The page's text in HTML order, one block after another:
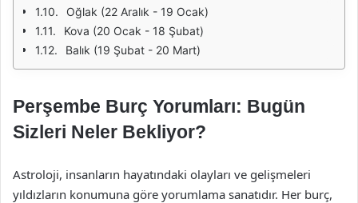
Oğlak (22 Aralık - 19 Ocak)
Kova (20 Ocak - 18 Şubat)
Balık (19 Şubat - 20 Mart)
Perşembe Burç Yorumları: Bugün
Sizleri Neler Bekliyor?
Astroloji, insanların hayatındaki olayları ve gelişmeleri
yıldızların konumuna göre yorumlama sanatıdır. Her burç,